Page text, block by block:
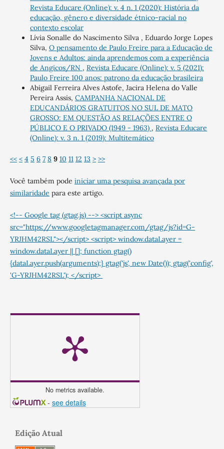
Revista Educare (Online): v. 4 n. 1 (2020): História da
educação, gênero e diversidade étnico-racial no
contexto escolar
Lívia Sonalle do Nascimento Silva , Eduardo Jorge Lopes
Silva, O pensamento de Paulo Freire para a Educação de
Jovens e Adultos: ainda aprendemos com a experiência
de Angicos/RN , Revista Educare (Online): v. 5 (2021):
Paulo Freire 100 anos: patrono da educação brasileira
Abigail Ferreira Alves Astofe, Jacira Helena do Valle
Pereira Assis, CAMPANHA NACIONAL DE
EDUCANDÁRIOS GRATUITOS NO SUL DE MATO
GROSSO: EM QUESTÃO AS RELAÇÕES ENTRE O
PÚBLICO E O PRIVADO (1949 - 1963) , Revista Educare
(Online): v. 3 n. 1 (2019): Multitemático
<< < 4 5 6 7 8 9 10 11 12 13 > >>
Você também pode iniciar uma pesquisa avançada por
similaridade para este artigo.
<!-- Google tag (gtag.js) --> <script async
src="https://www.googletagmanager.com/gtag/js?id=G-
YRJHM42RSL"></script> <script> window.dataLayer =
window.dataLayer || []; function gtag()
{dataLayer.push(arguments);} gtag('js', new Date()); gtag('config',
'G-YRJHM42RSL'); </script>
No metrics available.
- see details
Edição Atual